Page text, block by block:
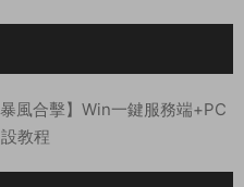
風合擊】Win一鍵服務端+PC
教程